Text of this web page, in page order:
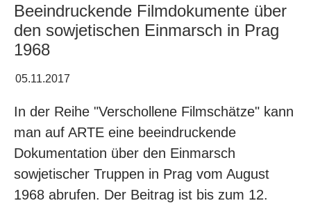
Beeindruckende Filmdokumente über
den sowjetischen Einmarsch in Prag
1968
05.11.2017
In der Reihe "Verschollene Filmschätze" kann
man auf ARTE eine beeindruckende
Dokumentation über den Einmarsch
sowjetischer Truppen in Prag vom August
1968 abrufen. Der Beitrag ist bis zum 12.